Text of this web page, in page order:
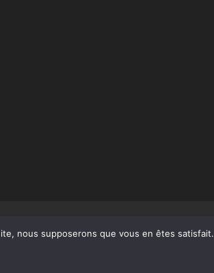
nous supposerons que vous en êtes satisfait.